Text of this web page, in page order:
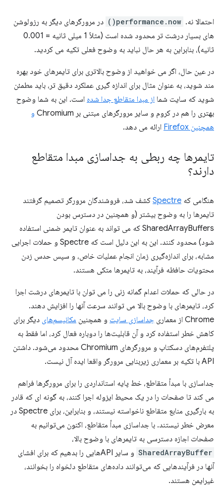
احتمالا نه. performance.now()
در مرورگرهای دیگر به رزولوشن
های بسیار درشت تر محدود شده است (مثلاً 1 میلی ثانیه = 0.001
ثانیه)، بنابراین به هر حال نباید به وضوح فعلی تکیه می کردید.
در عین حال، اگر می خواهید از وضوح بالاتری برای تایمرهای خود بهره
مند شوید، به عنوان مثال برای اندازه گیری عملکرد دقیق تر، باید مطمئن
شوید که سایت شما از مبدا متقاطع جدا شده است. این به شما وضوح
بهتری را هم در کروم و سایر مرورگرهای مبتنی بر Chromium
و
همچنین Firefox
ارائه می دهد.
تایمرها چه ربطی به جداسازی مبدا متقاطع
دارند؟
هنگامی که Spectre کشف شد، فروشندگان مرورگر تصمیم گرفتند
تایمرها را به وضوح بیشتر (و همچنین در دسترس بودن
SharedArrayBuffers که می تواند به عنوان تایمر ضمنی استفاده
شود) محدود کنند. این به این دلیل است که Spectre و حملات اجرایی
مشابه، برای اندازه‌گیری زمان انجام عملیات خاص، و سپس حدس زدن
محتویات حافظه فرآیند، به تایمرها متکی هستند.
در حالی که حملات اعدام گمانه زنی را می توان با تایمرهای درشت اجرا
کرد، تایمرهای با وضوح بالا می توانند سرعت آنها را افزایش دهند.
Chrome از معماری
جداسازی سایت و همچنین مکانیسم‌های دیگر برای
کاهش خطر استفاده کرد و آن قابلیت‌ها را دوباره فعال کرد، اما فقط به
پلتفرم‌های دسکتاپ و مرورگرهای Chromium محدود می‌شود. داشتن
API با تکیه بر معماری زیربنایی مرورگر واقعا ایده آل نیست.
جداسازی با مبدأ متقاطع، خط پایه استانداردی را برای مرورگرها فراهم
می کند تا صفحات را در یک محیط ایزوله اجرا کنند، به گونه ای که قادر
به بارگیری منابع متقاطع ناخواسته نیستند، و بنابراین، برای Spectre در
معرض خطر نیستند. با جداسازی مبدأ متقاطع، اکنون می‌توانیم به
صفحات اجازه دسترسی به تایمرهای با وضوح بالا،
SharedArrayBuffer
و سایر APIهایی را بدهیم که برای افشای
آنها در فرآیندهایی که می‌توانند داده‌های متقاطع دلخواه را بخوانند،
غیرایمن هستند.